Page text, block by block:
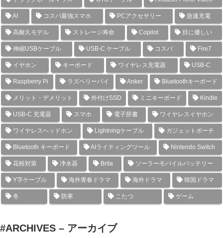
AI コスパ最強スマホ PCアクセサリー 急速充電
高耐久モデル ストレージ寿命 Copilot 目に優しい
伸縮USBケーブル USB-C ケーブル コスパ Fire7
イヤホン キーボード ワイヤレス充電器 USB-C
Raspberry Pi ラズベリーパイ Anker Bluetoothキーボード
メリット・デメリット 外付けSSD ミニキーボード Kindle
USB-C 充電器 スマホ 電子辞書 ワイヤレスイヤホン
ワイヤレスヘッドホン Lightningケーブル ガジェットポーチ
Bluetooth キーボード AIライティングツール Nintendo Switch
花粉対策 浄水器 Brita ソーラーモバイルバッテリー
Y字ケーブル 海外青春ドラマ 海外ドラマ 韓国ドラマ
冬 防寒 こたつ ゲーム
#ARCHIVES – アーカイブ